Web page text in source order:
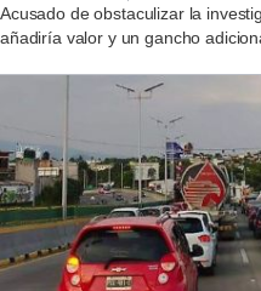
Acusado de obstaculizar la
añadiría valor y un gancho